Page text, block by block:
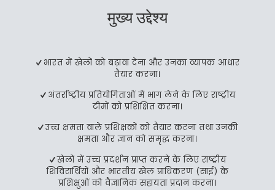
मुख्य उद्देश्य
भारत में खेलों को बढ़ावा देना और उनका व्यापक आधार
तैयार करना।
अंतर्राष्ट्रीय प्रतियोगिताओं में भाग लेने के लिए राष्ट्रीय
टीमों को प्रशिक्षित करना।
उच्च क्षमता वाले प्रशिक्षकों को तैयार करना तथा उनकी
क्षमता और ज्ञान को समृद्ध करना।
खेलों में उच्च प्रदर्शन प्राप्त करने के लिए राष्ट्रीय
शिविरार्थियों और भारतीय खेल प्राधिकरण (साई) के
प्रशिक्षुओं को वैज्ञानिक सहायता प्रदान करना।